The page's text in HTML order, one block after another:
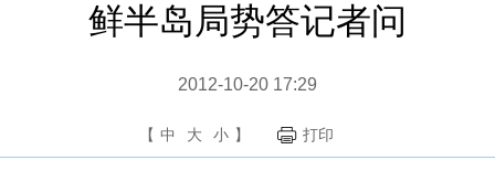
鲜半岛局势答记者问
2012-10-20 17:29
【 中 大 小 】 打印